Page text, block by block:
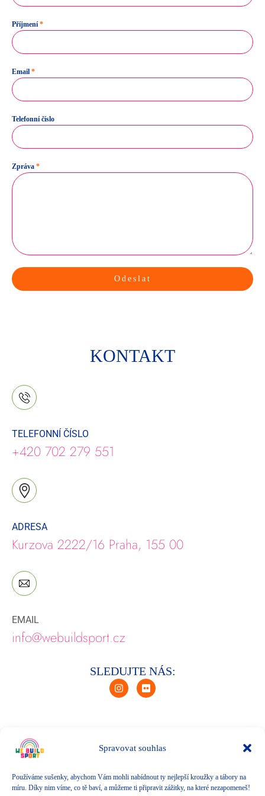
Spravovat souhlas
Používáme sušenky, abychom Vám mohli nabídnout ty nejlepší kroužky a tábory na
míru. Díky nim víme, co tě baví, a můžeme ti připravit zážitky, na které nezapomeneš!
Příjmení*
Email *
Telefonní číslo
Zpráva *
Odeslat
KONTAKT
TELEFONNÍ ČÍSLO
+420 702 279 551
ADRESA
Kurzova 2222/16 Praha, 155 00
EMAIL
info@webuildsport.cz
SLEDUJTE NÁS:
I
n
a
F
l
O nás